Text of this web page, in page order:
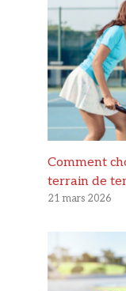
Comment
terrain de
21 mars 2026